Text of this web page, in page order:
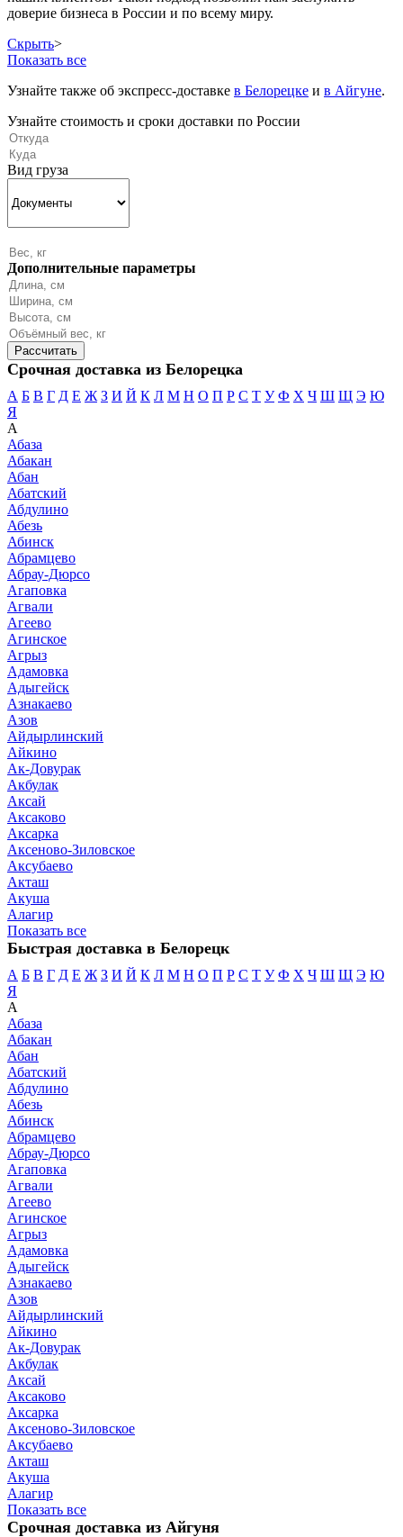
доверие бизнеса в России и по всему миру.
Скрыть>
Показать все
Узнайте также об экспресс-доставке в Белорецке и в Айгуне.
Узнайте стоимость и сроки доставки по России
Вид груза
Дополнительные параметры
Срочная доставка из Белорецка
А Б В Г Д Е Ж З И Й К Л М Н О П Р С Т У Ф Х Ч Ш Щ Э Ю
Я
А
Абаза
Абакан
Абан
Абатский
Абдулино
Абезь
Абинск
Абрамцево
Абрау-Дюрсо
Агаповка
Агвали
Агеево
Агинское
Агрыз
Адамовка
Адыгейск
Азнакаево
Азов
Айдырлинский
Айкино
Ак-Довурак
Акбулак
Аксай
Аксаково
Аксарка
Аксеново-Зиловское
Аксубаево
Акташ
Акуша
Алагир
Показать все
Быстрая доставка в Белорецк
А Б В Г Д Е Ж З И Й К Л М Н О П Р С Т У Ф Х Ч Ш Щ Э Ю
Я
А
Абаза
Абакан
Абан
Абатский
Абдулино
Абезь
Абинск
Абрамцево
Абрау-Дюрсо
Агаповка
Агвали
Агеево
Агинское
Агрыз
Адамовка
Адыгейск
Азнакаево
Азов
Айдырлинский
Айкино
Ак-Довурак
Акбулак
Аксай
Аксаково
Аксарка
Аксеново-Зиловское
Аксубаево
Акташ
Акуша
Алагир
Показать все
Срочная доставка из Айгуня